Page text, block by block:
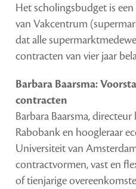
Het scholingsbudget is
van Vakcentrum
dat alle
contracten van vier jaar
Barbara Baarsma:
contracten
Barbara Baarsma,
Rabobank en hoogleraar
Universiteit van
contractvormen, vast en
of tienjarige